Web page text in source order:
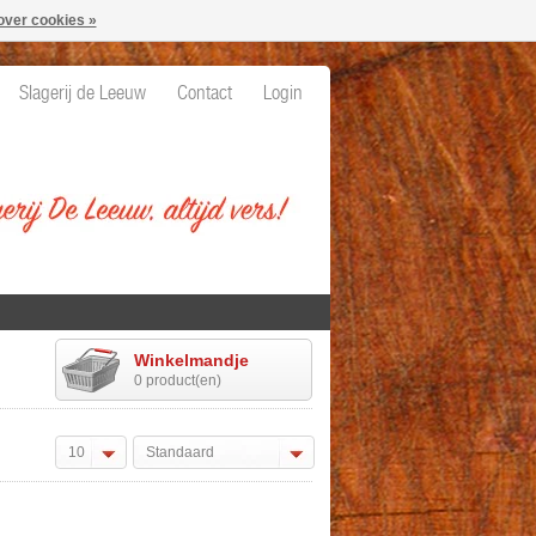
Slagerij de Leeuw Contact Login
Winkelmandje
0 product(en)
10 Standaard
cookies »